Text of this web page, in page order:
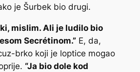
je Šurbek bio drugi.
mislim. Ali je ludilo bio
Secrétinom.”E, da,
brko koji je loptice mogao
“Ja bio dole kod